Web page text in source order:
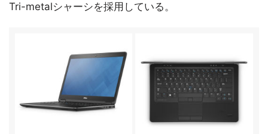
Tri-metalシャーシを採用している。